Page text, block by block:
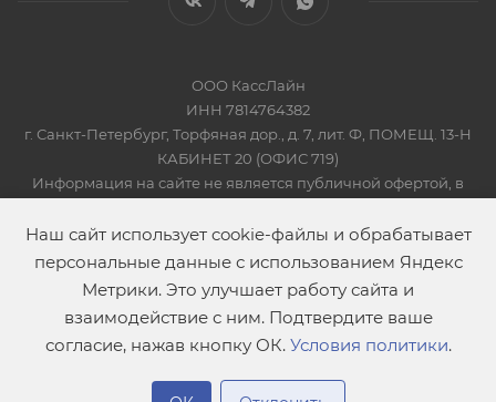
ООО КассЛайн
ИНН 7814764382
г. Санкт-Петербург, Торфяная дор., д. 7, лит. Ф, ПОМЕЩ. 13-Н
КАБИНЕТ 20 (ОФИС 719)
Информация на сайте не является публичной офертой, в
2019-2026 © КАССЛАЙН
Наш сайт использует cookie-файлы и обрабатывает
персональные данные с использованием Яндекс
Метрики. Это улучшает работу сайта и
взаимодействие с ним. Подтвердите ваше
согласие, нажав кнопку ОК. Условия политики.